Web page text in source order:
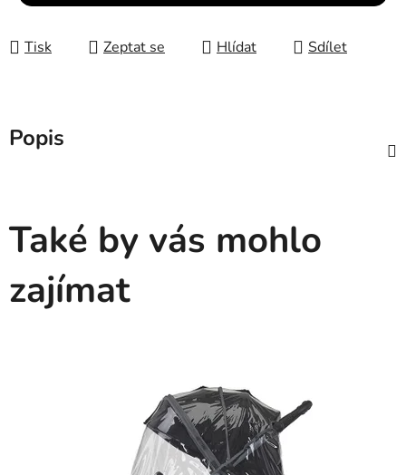
Tisk Zeptat se Hlídat Sdílet
Popis
Také by vás mohlo
zajímat